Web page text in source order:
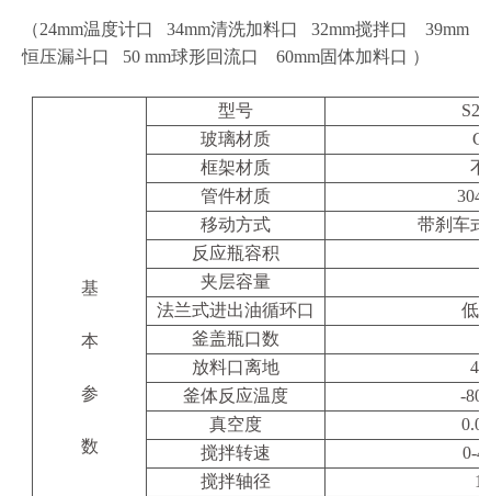
（24mm温度计口 34mm清洗加料口 32mm搅拌口 39mm
恒压漏斗口 50 mm球形回流口 60mm固体加料口 ）
基
本
参
数
型号
玻璃材质
框架材质
不
管件材质
304
移动方式
带刹车
反应瓶容积
夹层容量
法兰式进出油循环口
低
釜盖瓶口数
放料口离地
釜体反应温度
-
真空度
搅拌转速
0-
搅拌轴径